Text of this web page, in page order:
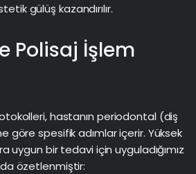
gülüş kazandırılır.
Polisaj İşlem
hastanın periodontal (diş
göre spesifik adımlar içerir. Yüksek
uygun bir tedavi için uyguladığımız
özetlenmiştir: